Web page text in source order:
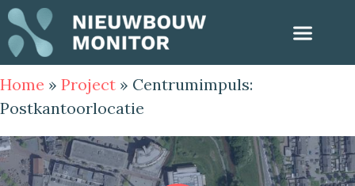
Home » Project » Centrumimpuls:
Postkantoorlocatie